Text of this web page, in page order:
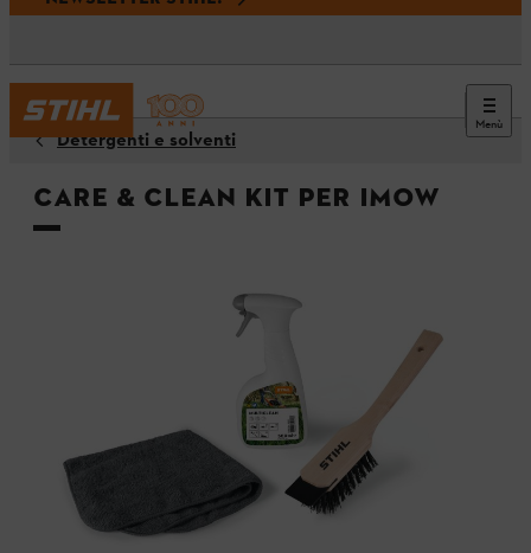
Menù
Detergenti e solventi
Care & Clean Kit per iMOW